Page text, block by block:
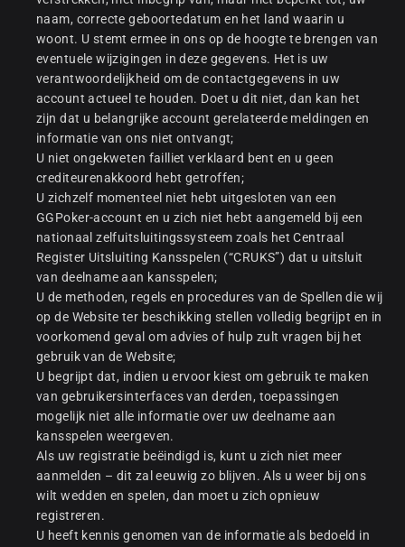
naam, correcte geboortedatum en het land waarin u
woont. U stemt ermee in ons op de hoogte te brengen van
eventuele wijzigingen in deze gegevens. Het is uw
verantwoordelijkheid om de contactgegevens in uw
account actueel te houden. Doet u dit niet, dan kan het
zijn dat u belangrijke account gerelateerde meldingen en
informatie van ons niet ontvangt;
U niet ongekweten failliet verklaard bent en u geen
crediteurenakkoord hebt getroffen;
U zichzelf momenteel niet hebt uitgesloten van een
GGPoker-account en u zich niet hebt aangemeld bij een
nationaal zelfuitsluitingssysteem zoals het Centraal
Register Uitsluiting Kansspelen (“CRUKS”) dat u uitsluit
van deelname aan kansspelen;
U de methoden, regels en procedures van de Spellen die wij
op de Website ter beschikking stellen volledig begrijpt en in
voorkomend geval om advies of hulp zult vragen bij het
gebruik van de Website;
U begrijpt dat, indien u ervoor kiest om gebruik te maken
van gebruikersinterfaces van derden, toepassingen
mogelijk niet alle informatie over uw deelname aan
kansspelen weergeven.
Als uw registratie beëindigd is, kunt u zich niet meer
aanmelden – dit zal eeuwig zo blijven. Als u weer bij ons
wilt wedden en spelen, dan moet u zich opnieuw
registreren.
U heeft kennis genomen van de informatie als bedoeld in